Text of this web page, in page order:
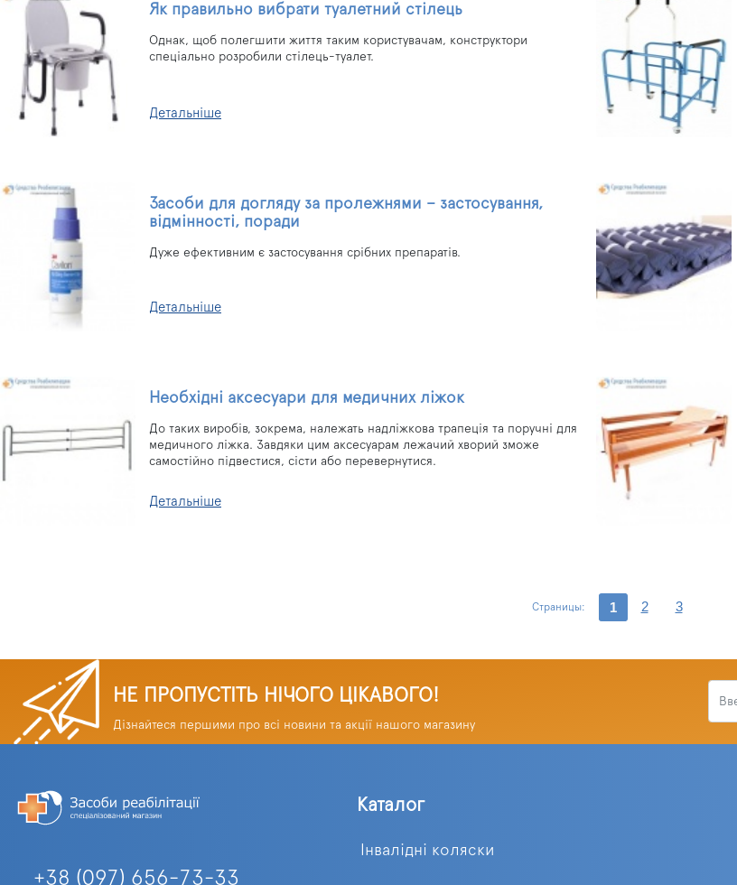
Як правильно вибрати туалетний стілець
Однак, щоб полегшити життя таким користувачам, конструктори
спеціально розробили стілець-туалет.
Детальніше
Засоби для догляду за пролежнями – застосування,
відмінності, поради
Дуже ефективним є застосування срібних препаратів.
Детальніше
Необхідні аксесуари для медичних ліжок
До таких виробів, зокрема, належать надліжкова трапеція та поручні для
медичного ліжка. Завдяки цим аксесуарам лежачий хворий зможе
самостійно підвестися, сісти або перевернутися.
Детальніше
Страницы: 1 2 3
НЕ ПРОПУСТІТЬ НІЧОГО ЦІКАВОГО!
Дізнайтеся першими про всі новини та акції нашого магазину
+38 (097) 656-73-33
Каталог
Інвалідні коляски